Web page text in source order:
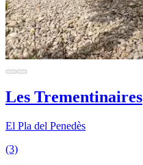
Les Trementinaires
El Pla del Penedès
(3)